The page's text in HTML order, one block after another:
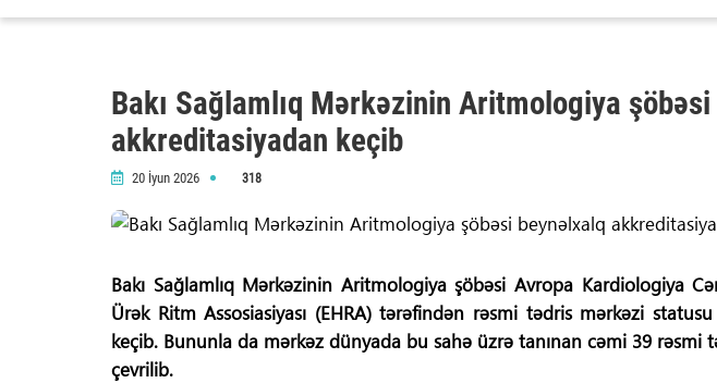
Bakı Sağlamlıq Mərkəzinin Aritmologiya
akkreditasiyadan keçib
20 İyun 2026 318
Bakı Sağlamlıq Mərkəzinin Aritmologiya şöbəsi Avropa Kardiologiya
Ürək Ritm Assosiasiyası (EHRA) tərəfindən rəsmi tədris mərkəzi
keçib. Bununla da mərkəz dünyada bu sahə üzrə tanınan cəmi 39 rəsmi
çevrilib.